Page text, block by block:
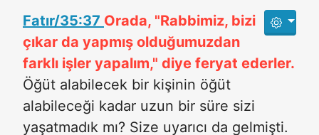
Fatır/35:37 Orada, "Rabbimiz, bizi
çıkar da yapmış olduğumuzdan
farklı işler yapalım," diye feryat ederler.
Öğüt alabilecek bir kişinin öğüt
alabileceği kadar uzun bir süre sizi
yaşatmadık mı? Size uyarıcı da gelmişti.